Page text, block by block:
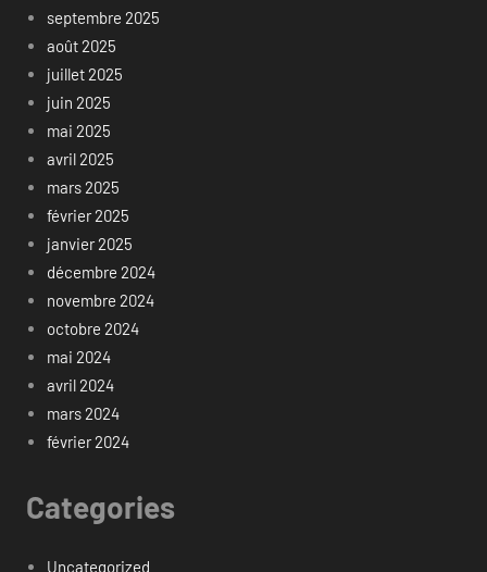
septembre 2025
août 2025
juillet 2025
juin 2025
mai 2025
avril 2025
mars 2025
février 2025
janvier 2025
décembre 2024
novembre 2024
octobre 2024
mai 2024
avril 2024
mars 2024
février 2024
Categories
Uncategorized